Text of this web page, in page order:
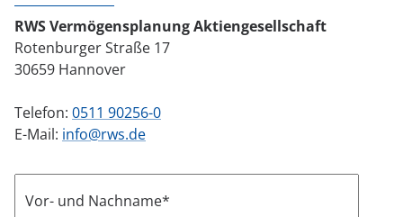
RWS Vermögensplanung Aktiengesellschaft
Rotenburger Straße 17
30659 Hannover
Telefon: 0511 90256-0
E-Mail: info@rws.de
Vor- und Nachname*